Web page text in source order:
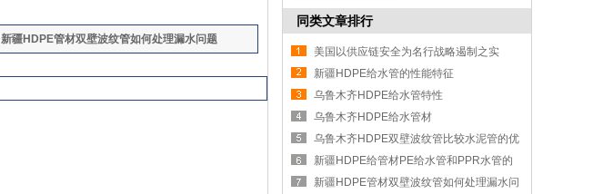
新疆HDPE管材双壁波纹管如何处理漏水问题
喷带生产厂|益峰管道|新
疆益峰塑料制品有限公
司13899945340
同类文章排行
美国以供应链安全为名行战略遏制之实
新疆HDPE给水管的性能特征
乌鲁木齐HDPE给水管特性
乌鲁木齐HDPE给水管材
乌鲁木齐HDPE双壁波纹管比较水泥管的优
势
新疆HDPE给管材PE给水管和PPR水管的
区别
新疆HDPE管材双壁波纹管如何处理漏水问